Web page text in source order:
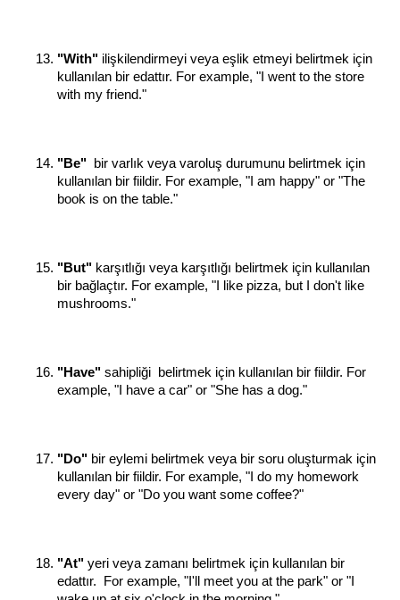
"With" ilişkilendirmeyi veya eşlik etmeyi belirtmek için
kullanılan bir edattır. For example, "I went to the store
with my friend."
"Be" bir varlık veya varoluş durumunu belirtmek için
kullanılan bir fiildir. For example, "I am happy" or "The
book is on the table."
"But" karşıtlığı veya karşıtlığı belirtmek için kullanılan
bir bağlaçtır. For example, "I like pizza, but I don't like
mushrooms."
"Have" sahipliği  belirtmek için kullanılan bir fiildir. For
example, "I have a car" or "She has a dog."
"Do" bir eylemi belirtmek veya bir soru oluşturmak için
kullanılan bir fiildir. For example, "I do my homework
every day" or "Do you want some coffee?"
"At" yeri veya zamanı belirtmek için kullanılan bir
edattır.  For example, "I'll meet you at the park" or "I